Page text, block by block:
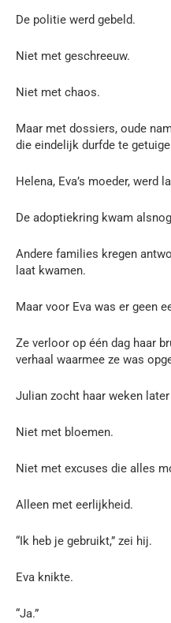
De politie werd gebeld.
Niet met geschreeuw.
Niet met chaos.
Maar met dossiers, oude
die eindelijk durfde te
Helena, Eva’s moeder, werd
De adoptiekring kwam
Andere families kregen
laat kwamen.
Maar voor Eva was er geen
Ze verloor op één dag haar
verhaal waarmee ze was
Julian zocht haar weken
Niet met bloemen.
Niet met excuses die alles
Alleen met eerlijkheid.
“Ik heb je gebruikt,” zei hij.
Eva knikte.
“Ja.”